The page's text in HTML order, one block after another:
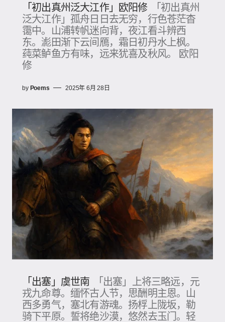
「初出真州泛大江作」欧阳修
「初出真州
泛大江作」孤舟日日去无穷，行色苍茫杳
霭中。山浦转帆迷向背，夜江看斗辨西
东。滮田渐下云间鴈，霜日初丹水上枫。
莼菜鲈鱼方有味，远来犹喜及秋风。 欧阳
修
by Poems 2025年 6月 28日
「出塞」虞世南
「出塞」上将三略远，元
戎九命尊。缅怀古人节，思酬明主恩。山
西多勇气，塞北有游魂。扬桴上陇坂，勒
骑下平原。誓将绝沙漠，悠然去玉门。轻